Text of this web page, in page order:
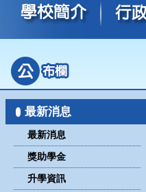
最新消息
最新消息
獎助學金
升學資訊